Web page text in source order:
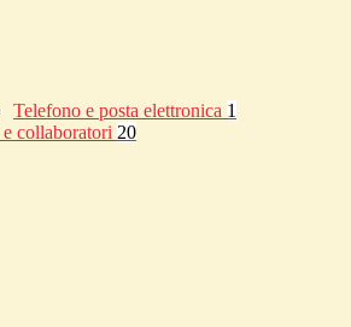
Telefono e posta elettronica 1
collaboratori 20